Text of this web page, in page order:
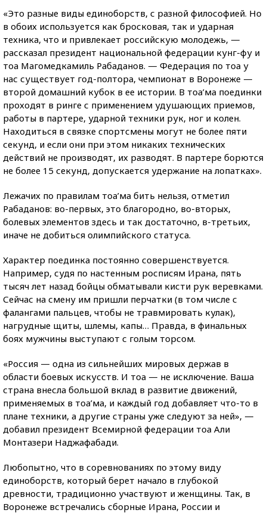
«Это разные виды единоборств, с разной философией. Но
в обоих используется как бросковая, так и ударная
техника, что и привлекает российскую молодежь, —
рассказал президент национальной федерации кунг-фу и
тоа Магомедкамиль Рабаданов. — Федерация по тоа у
нас существует год-полтора, чемпионат в Воронеже —
второй домашний кубок в ее истории. В тоа’ма поединки
проходят в ринге с применением удушающих приемов,
работы в партере, ударной техники рук, ног и колен.
Находиться в связке спортсмены могут не более пяти
секунд, и если они при этом никаких технических
действий не производят, их разводят. В партере борются
не более 15 секунд, допускается удержание на лопатках».
Лежачих по правилам тоа’ма бить нельзя, отметил
Рабаданов: во-первых, это благородно, во-вторых,
болевых элементов здесь и так достаточно, в-третьих,
иначе не добиться олимпийского статуса.
Характер поединка постоянно совершенствуется.
Например, судя по настенным росписям Ирана, пять
тысяч лет назад бойцы обматывали кисти рук веревками.
Сейчас на смену им пришли перчатки (в том числе с
фалангами пальцев, чтобы не травмировать кулак),
нагрудные щиты, шлемы, капы… Правда, в финальных
боях мужчины выступают с голым торсом.
«Россия — одна из сильнейших мировых держав в
области боевых искусств. И тоа — не исключение. Ваша
страна внесла большой вклад в развитие движений,
применяемых в тоа’ма, и каждый год добавляет что-то в
плане техники, а другие страны уже следуют за ней», —
добавил президент Всемирной федерации тоа Али
Монтазери Наджафабади.
Любопытно, что в соревнованиях по этому виду
единоборств, который берет начало в глубокой
древности, традиционно участвуют и женщины. Так, в
Воронеже встречались сборные Ирана, России и